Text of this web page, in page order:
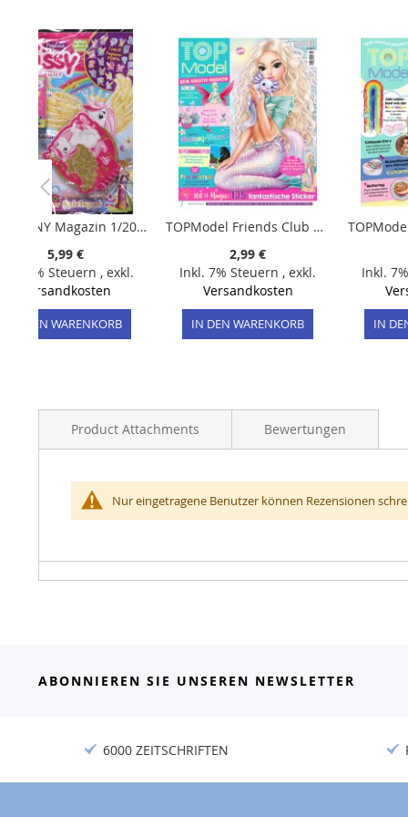
springen
Lissy PONY Magazin 1/2024 "Extra: 1 von 21 Pegasus Ponys und Notizblock"
5,99 €
7% Steuern , exkl.
Versandkosten
IN DEN WARENKORB
TOPModel Friends Club 6/2023 "135 fantastische Sticker"
2,99 €
Inkl. 7% Steuern , exkl.
Versandkosten
IN DEN WARENKORB
Inkl.
IN
Product Attachments
File(s)
Bewertungen
Nur eingetragene Benutzer können Rezensionen
ABONNIEREN SIE UNSEREN NEWSLETTER
6000 ZEITSCHRIFTEN